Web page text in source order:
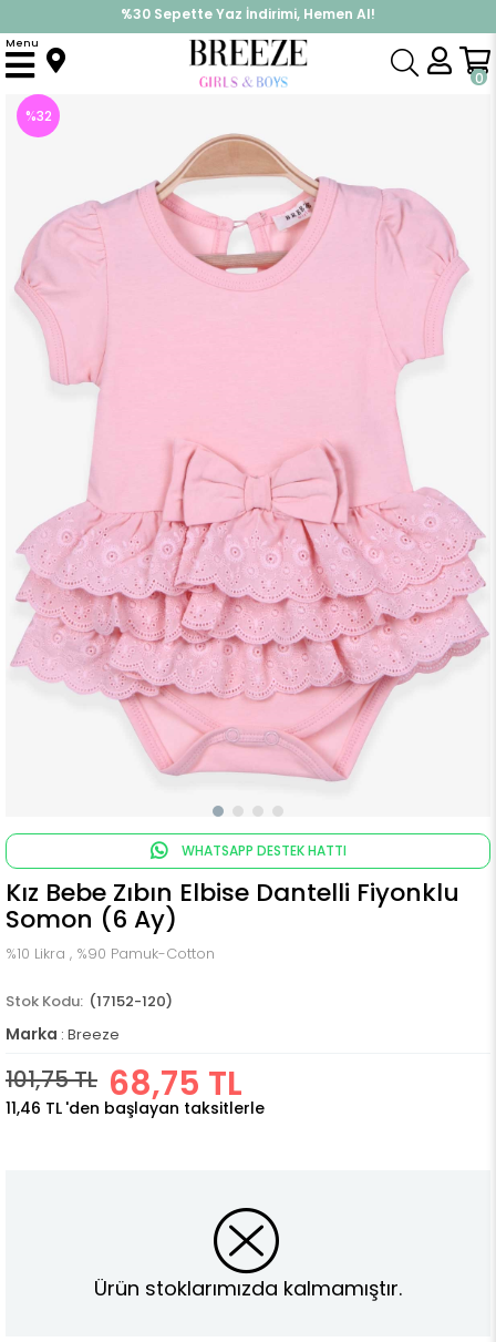
%30 Sepette Yaz İndirimi, Hemen Al!
İndirimlere ek %10 İndirimi Kap, Hemen Üye Ol!
0
Menu
Anasayfa Elbise Modelleri Yazlık Elbise Kız Bebe Zıbın Elbise Dantelli Fiyonklu Somon (6 Ay)
%32
WHATSAPP DESTEK HATTI
Kız Bebe Zıbın Elbise Dantelli Fiyonklu
Somon (6 Ay)
%10 Likra , %90 Pamuk-Cotton
(17152-120)
Marka : Breeze
101,75 TL 68,75 TL
11,46 TL 'den başlayan taksitlerle
Ürün stoklarımızda kalmamıştır.